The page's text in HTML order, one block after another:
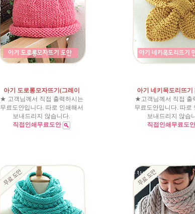
아기 도로롱모자뜨기(그레이
★ 고객님께서 직접 출력하시는
무료도안입니다. 따로 인쇄해서
보내드리지 않습니다.
직접인쇄무료도안
아기 네키목도리뜨기
★고객님께서 직접 출
무료도안입니다. 따로
보내드리지 않습
직접인쇄무료도안